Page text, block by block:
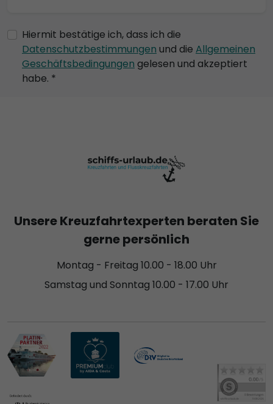
Hiermit bestätige ich, dass ich die
Datenschutzbestimmungen und die Allgemeinen
Geschäftsbedingungen gelesen und akzeptiert
habe. *
Unsere Kreuzfahrtexperten beraten Sie
gerne persönlich
Montag - Freitag 10.00 - 18.00 Uhr
Samstag und Sonntag 10.00 - 17.00 Uhr